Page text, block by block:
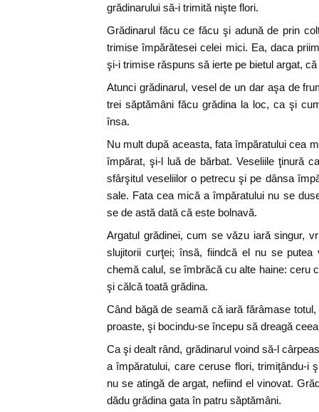
grădinarului să-i trimită nişte flori.
Grădinarul făcu ce făcu şi adună de prin
trimise împărătesei celei mici. Ea, daca
şi-i trimise răspuns să ierte pe bietul argat,
Atunci grădinarul, vesel de un dar aşa de
trei săptămâni făcu grădina la loc, ca şi
însa.
Nu mult după aceasta, fata împăratului cea
împărat, şi-l luă de bărbat. Veseliile ţinură
sfârşitul veseliilor o petrecu şi pe dânsa
sale. Fata cea mică a împăratului nu se
se de astă dată că este bolnavă.
Argatul grădinei, cum se văzu iară singur,
slujitorii curţei; însă, fiindcă el nu se
chemă calul, se îmbrăcă cu alte haine: ceru
şi călcă toată grădina.
Când băgă de seamă că iară fărâmase
proaste, şi bocindu-se începu să dreagă
Ca şi dealt rând, grădinarul voind să-l
a împăratului, care ceruse flori, trimiţându-i
nu se atingă de argat, nefiind el vinovat.
dădu grădina gata în patru săptămâni.